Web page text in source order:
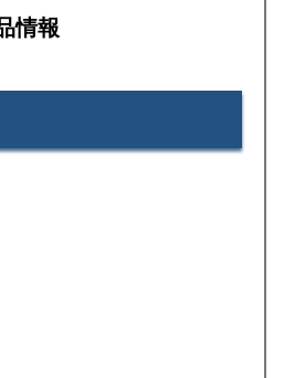
情報